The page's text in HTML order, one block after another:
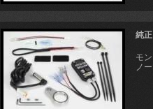
純
モ
ノ